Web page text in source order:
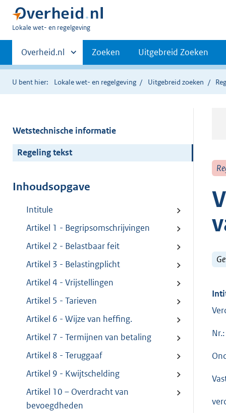
U
hier:
Lokale wet- en regelgeving
Primaire
navigatie
Andere
sites
binnen
Overheid.nl Zoeken Uitgebreid Zoeken
U bent hier: Lokale wet- en regelgeving Uitgebreid zoeken
Wetstechnische informatie
Regeling tekst
Inhoudsopgave
Intitule
Artikel 1 - Begripsomschrijvingen
Artikel 2 - Belastbaar feit
Artikel 3 - Belastingplicht
Artikel 4 - Vrijstellingen
Artikel 5 - Tarieven
Artikel 6 - Wijze van heffing.
Artikel 7 - Termijnen van betaling
Artikel 8 - Teruggaaf
Artikel 9 - Kwijtschelding
Artikel 10 – Overdracht van
bevoegdheden